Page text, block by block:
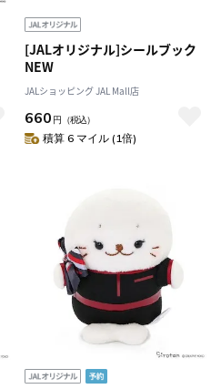
[JALオリジナル]シールブック
NEW
JALショッピング JAL Mall店
660 円 （税込）
積算 6 マイル (1倍)